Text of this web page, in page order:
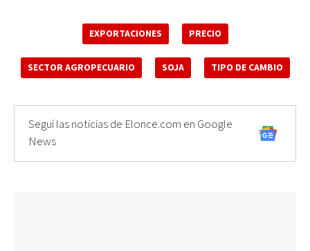
EXPORTACIONES PRECIO
SECTOR AGROPECUARIO SOJA TIPO DE CAMBIO
Seguí las noticias de Elonce.com en Google
News